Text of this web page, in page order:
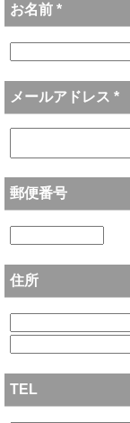
お名前 *
メールアドレス *
郵便番号
住所
TEL